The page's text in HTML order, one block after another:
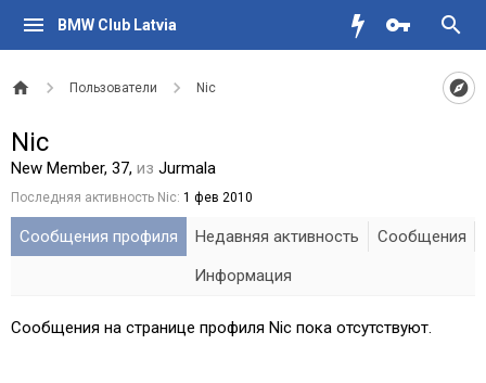
BMW Club Latvia
Пользователи Nic
Nic
New Member, 37, из Jurmala
Последняя активность Nic: 1 фев 2010
Сообщения профиля Недавняя активность
Сообщения
Информация
Сообщения на странице профиля Nic пока отсутствуют.